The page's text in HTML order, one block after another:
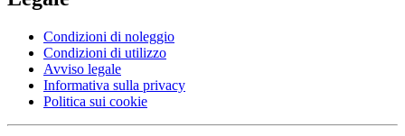
Condizioni di noleggio
Condizioni di utilizzo
Avviso legale
Informativa sulla privacy
Politica sui cookie